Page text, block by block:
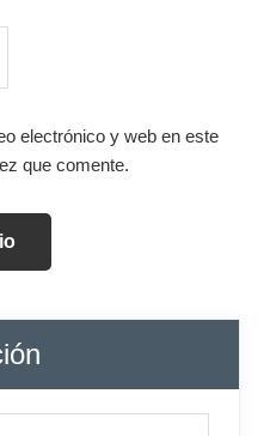
electrónico y web en este
que comente.